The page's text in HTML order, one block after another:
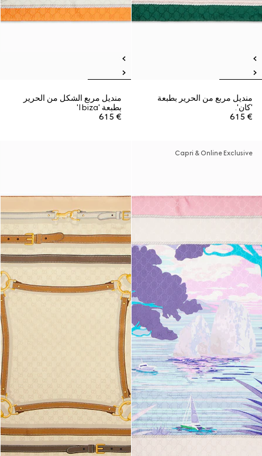
منديل مربع من الحرير بطبعة
'كان'.
€ 615
منديل مربع الشكل من الحرير
بطبعة 'Ibiza'
€ 615
Capri & Online Exclusive